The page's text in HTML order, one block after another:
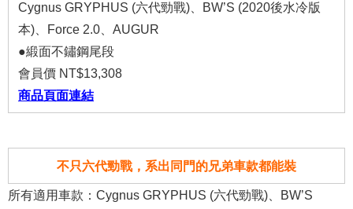
Cygnus GRYPHUS (六代勁戰)、BW’S (2020後水冷版
本)、Force 2.0、AUGUR
●緞面不鏽鋼尾段
會員價 NT$13,308
商品頁面連結
不只六代勁戰，系出同門的兄弟車款都能裝
所有適用車款：Cygnus GRYPHUS (六代勁戰)、BW’S